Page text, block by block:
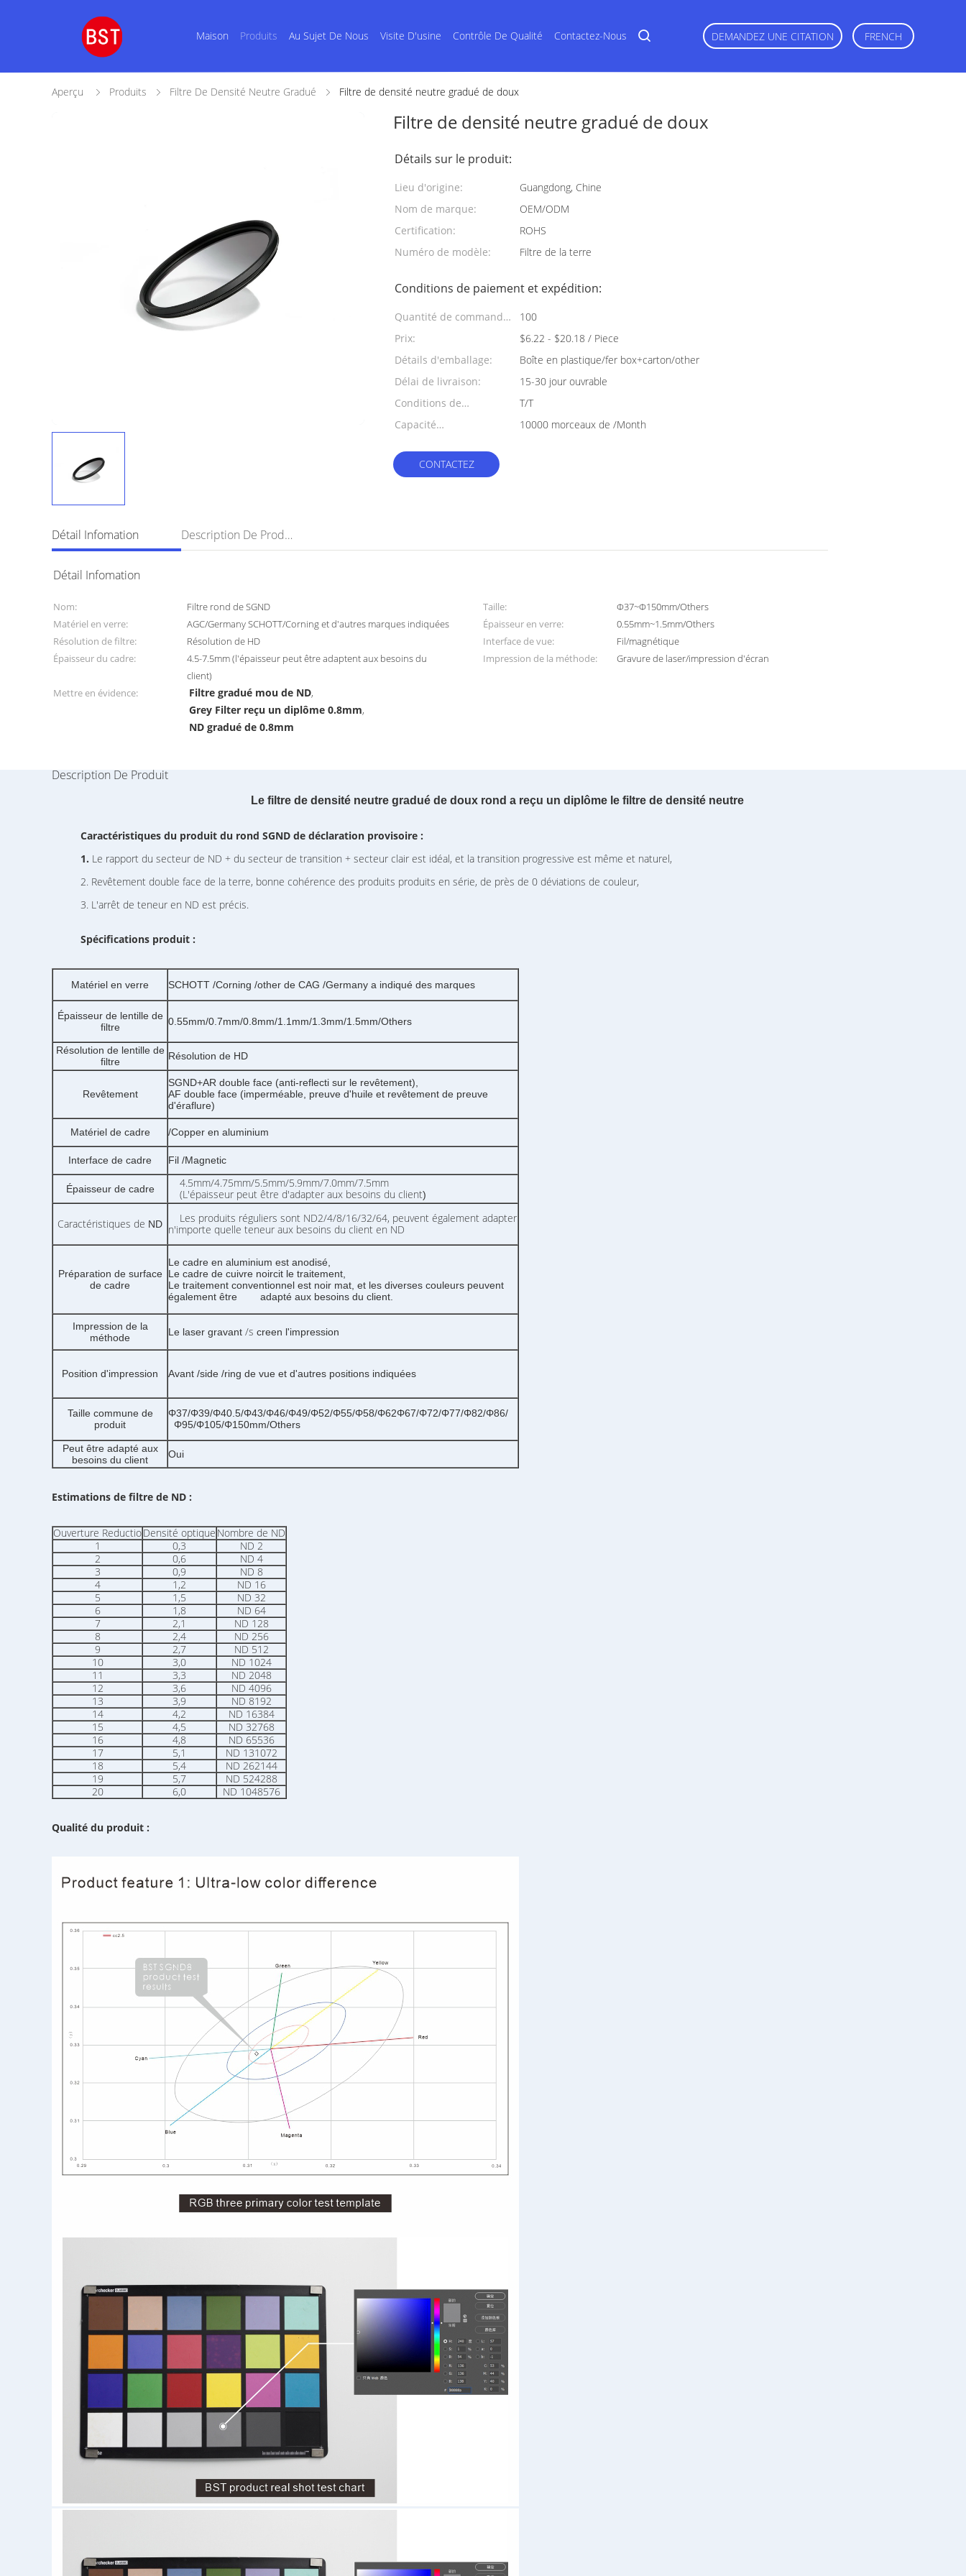
Maison Produits Au Sujet De Nous Visite D'usine Contrôle De Qualité Contactez-Nous DEMANDEZ UNE CITATION FRENCH
Aperçu Produits Filtre De Densité Neutre Gradué Filtre de densité neutre gradué de doux
Filtre de densité neutre gradué de doux
Détails sur le produit:
Lieu d'origine:
Guangdong, Chine
Nom de marque:
OEM/ODM
Certification:
ROHS
Numéro de modèle:
Filtre de la terre
Conditions de paiement et expédition:
Quantité de commande
min:
100
Prix:
$6.22 - $20.18 / Piece
Détails d'emballage:
Boîte en plastique/fer box+carton/other
Délai de livraison:
15-30 jour ouvrable
Conditions de
paiement:
T/T
Capacité
10000 morceaux de /Month
CONTACTEZ
Détail Infomation Description De Produit
Détail Infomation
Nom: Filtre rond de SGND Taille:
Φ37~Φ150mm/Others
Matériel en verre:
AGC/Germany SCHOTT/Corning et d'autres marques indiquées Épaisseur en verre:
0.55mm~1.5mm/Others
Résolution de filtre:
Résolution de HD Interface de vue:
Fil/magnétique
Épaisseur du cadre:
4.5-7.5mm (l'épaisseur peut être adaptent aux besoins du
client)
Impression de la méthode: Gravure de laser/impression d'écran
Mettre en évidence: Filtre gradué mou de ND,
Grey Filter reçu un diplôme 0.8mm,
ND gradué de 0.8mm
Description De Produit
Le filtre de densité neutre gradué de doux rond a reçu un diplôme le filtre de densité neutre
Caractéristiques du produit du rond SGND de déclaration provisoire :
1. Le rapport du secteur de ND + du secteur de transition + secteur clair est idéal, et la transition progressive est même et naturel,
2. Revêtement double face de la terre, bonne cohérence des produits produits en série, de près de 0 déviations de couleur,
3. L'arrêt de teneur en ND est précis.
Spécifications produit :
Matériel en verre SCHOTT /Corning /other de CAG /Germany a indiqué des marques
Épaisseur de lentille de
filtre
0.55mm/0.7mm/0.8mm/1.1mm/1.3mm/1.5mm/Others
Résolution de lentille de
filtre
Résolution de HD
Revêtement
SGND+AR double face (anti-reflecti sur le revêtement),
AF double face (imperméable, preuve d'huile et revêtement de preuve
d'éraflure)
Matériel de cadre /Copper en aluminium
Interface de cadre Fil /Magnetic
Épaisseur de cadre
4.5mm/4.75mm/5.5mm/5.9mm/7.0mm/7.5mm
(L'épaisseur peut être d'adapter aux besoins du client)
Caractéristiques de ND
Les produits réguliers sont ND2/4/8/16/32/64, peuvent également adapter
n'importe quelle teneur aux besoins du client en ND
Préparation de surface
de cadre
Le cadre en aluminium est anodisé,
Le cadre de cuivre noircit le traitement,
Le traitement conventionnel est noir mat, et les diverses couleurs peuvent
également être adapté aux besoins du client.
Impression de la
méthode
Le laser gravant /s creen l'impression
Position d'impression Avant /side /ring de vue et d'autres positions indiquées
Taille commune de
produit
Φ37/Φ39/Φ40.5/Φ43/Φ46/Φ49/Φ52/Φ55/Φ58/Φ62Φ67/Φ72/Φ77/Φ82/Φ86/
Φ95/Φ105/Φ150mm/Others
Peut être adapté aux
besoins du client
Oui
Estimations de filtre de ND :
Ouverture ReductioDensité optique Nombre de ND
1
0,3
ND 2
2
0,6
ND 4
3
0,9
ND 8
4
1,2
ND 16
5
1,5
ND 32
6
1,8
ND 64
7
2,1
ND 128
8
2,4
ND 256
9
2,7
ND 512
10
3,0
ND 1024
11
3,3
ND 2048
12
3,6
ND 4096
13
3,9
ND 8192
14
4,2
ND 16384
15
4,5
ND 32768
16
4,8
ND 65536
17
5,1
ND 131072
18
5,4
ND 262144
19
5,7
ND 524288
20
6,0 ND 1048576
Qualité du produit :